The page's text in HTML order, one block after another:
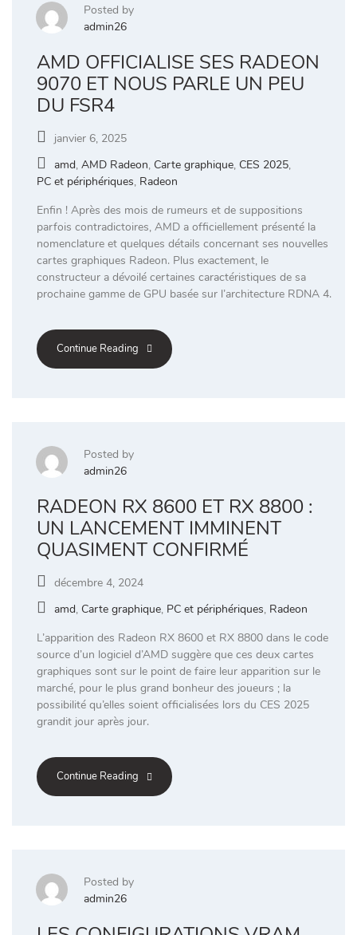
Posted by
admin26
AMD OFFICIALISE SES RADEON
9070 ET NOUS PARLE UN PEU
DU FSR4
janvier 6, 2025
amd, AMD Radeon, Carte graphique, CES 2025,
PC et périphériques, Radeon
Enfin ! Après des mois de rumeurs et de suppositions
parfois contradictoires, AMD a officiellement présenté la
nomenclature et quelques détails concernant ses nouvelles
cartes graphiques Radeon. Plus exactement, le
constructeur a dévoilé certaines caractéristiques de sa
prochaine gamme de GPU basée sur l’architecture RDNA 4.
Continue Reading
Posted by
admin26
RADEON RX 8600 ET RX 8800 :
UN LANCEMENT IMMINENT
QUASIMENT CONFIRMÉ
décembre 4, 2024
amd, Carte graphique, PC et périphériques, Radeon
L’apparition des Radeon RX 8600 et RX 8800 dans le code
source d’un logiciel d’AMD suggère que ces deux cartes
graphiques sont sur le point de faire leur apparition sur le
marché, pour le plus grand bonheur des joueurs ; la
possibilité qu’elles soient officialisées lors du CES 2025
grandit jour après jour.
Continue Reading
Posted by
admin26